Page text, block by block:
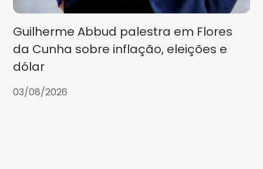
Guilherme Abbud palestra em Flores
da Cunha sobre inflação, eleições e
dólar
03/08/2026